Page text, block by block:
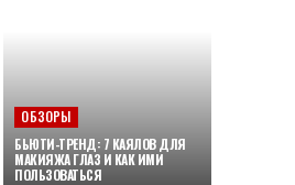
ОБЗОРЫ
БЬЮТИ-ТРЕНД: 7 КАЯЛОВ ДЛЯ
МАКИЯЖА ГЛАЗ И КАК ИМИ
ПОЛЬЗОВАТЬСЯ